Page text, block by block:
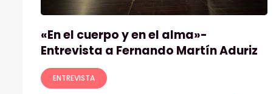
«En el cuerpo y en el alma»-
Entrevista a Fernando Martín Aduriz
ENTREVISTA